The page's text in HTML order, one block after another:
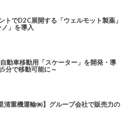
トでD2C展開する「ウェルモット製薬」
」を導入
動車移動用「スケーター」を開発・導
分で移動可能に～
清重機運輸㈱】グループ会社で販売力の